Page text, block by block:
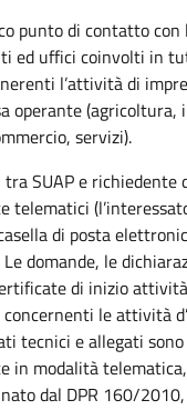
punto di contatto con
ed uffici coinvolti in
l’attività di
operante (agricoltura,
servizi).
SUAP e richiedente
telematici
di posta
domande, le
di inizio attività
le attività
tecnici e allegati
in modalità
dal DPR 160/2010,